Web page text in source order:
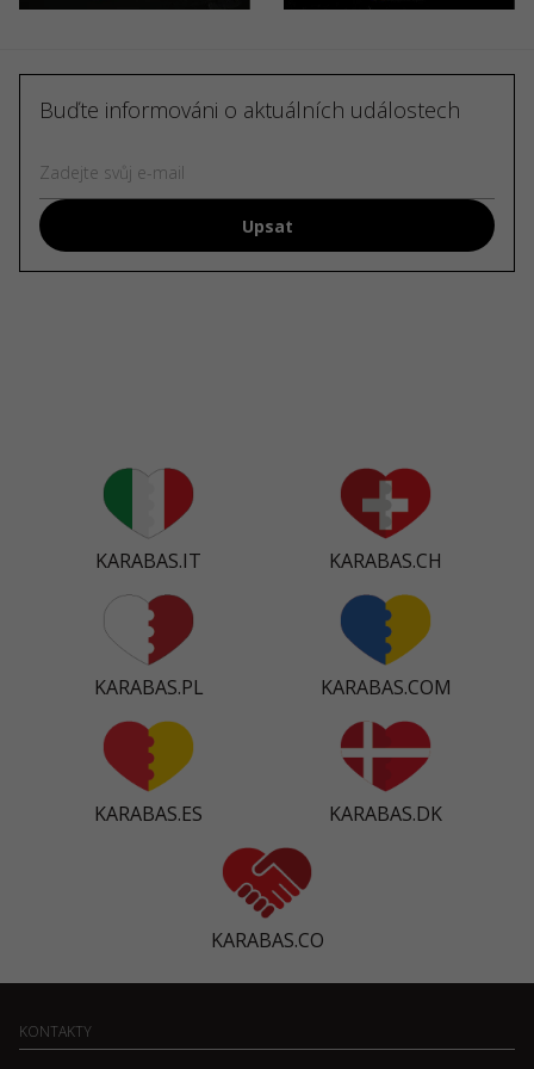
Buďte informováni o aktuálních událostech
Upsat
KARABAS.IT KARABAS.CH
KARABAS.PL KARABAS.COM
KARABAS.ES KARABAS.DK
KARABAS.CO
KONTAKTY